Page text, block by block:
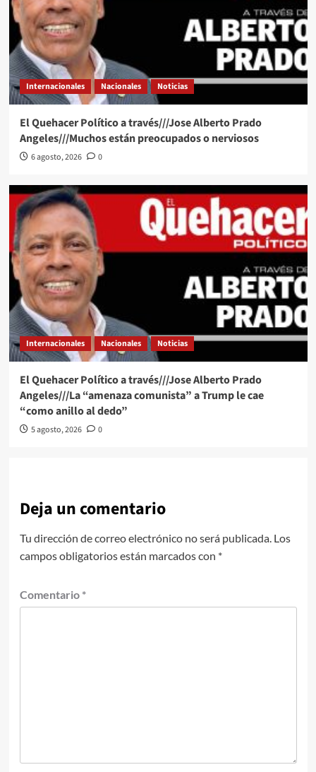
Internacionales Nacionales Noticias
El Quehacer Político a través///Jose Alberto Prado
Angeles///Muchos están preocupados o nerviosos
6 agosto, 2026 0
Internacionales Nacionales Noticias
El Quehacer Político a través///Jose Alberto Prado
Angeles///La “amenaza comunista” a Trump le cae
“como anillo al dedo”
5 agosto, 2026 0
Deja un comentario
Tu dirección de correo electrónico no será publicada. Los
campos obligatorios están marcados con *
Comentario *